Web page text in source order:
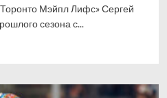
Мэйпл Лифс» Сергей
сезона с...